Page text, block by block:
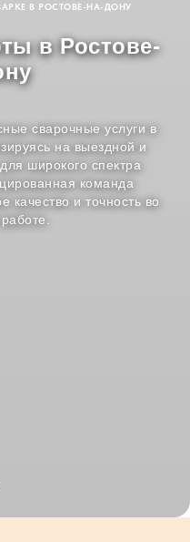
В РОСТОВЕ-НА-ДОНУ
в Ростове-
сварочные услуги в
на выездной и
широкого спектра
команда
качество и точность во